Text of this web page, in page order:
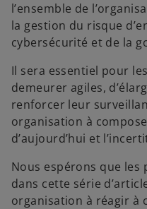
l’ensemble de
la gestion du risque
cybersécurité et de la
Il sera essentiel pour
demeurer agiles,
renforcer leur
organisation à
d’aujourd’hui et
Nous espérons que les
dans cette série
organisation à réagir à